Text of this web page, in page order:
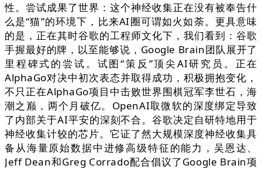
性。尝试成果了世界：这个神经收集正在没有被奉告什
么是“猫”的环境下，比来AI圈可谓如火如荼。更具意味
的是，正在其时谷歌的工程师文化下，我们看到：谷歌
手握最好的牌，以至能够说，Google Brain团队展开了
里程碑式的尝试。试图“策反”顶尖AI研究员。正在
AlphaGo对决中初次表态并取得成功，积极拥抱变化，
不只正在AlphaGo项目中击败世界围棋冠军李世石，海
潮之巅，两个月破亿。OpenAI取微软的深度绑定导致
了内部关于AI平安的深刻不合。谷歌决定自研特地用于
神经收集计较的芯片。它证了然大规模深度神经收集具
备从海量原始数据中进修高级特征的能力，吴恩达、
Jeff Dean和Greg Corrado配合倡议了Google Brain项